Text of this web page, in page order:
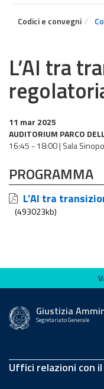
Codici e convegni
L’AI tra
11 mar 2025
AUDITORIUM PARCO
16:45 - 18:00 | Sala
PROGRAMMA
L’AI tra
(493023kb)
Valuta
Giustizia
Segretariato Generale
Uffici relazioni con